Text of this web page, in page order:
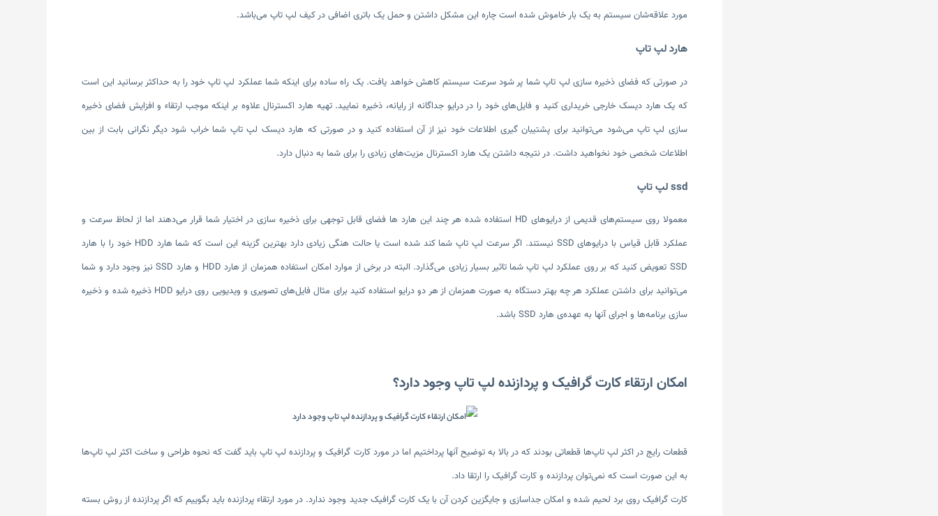
مورد علاقه‌شان سیستم به یک بار خاموش شده است چاره این مشکل داشتن و حمل یک باتری اضافی در کیف لپ تاپ می‌باشد.
هارد لپ تاپ
در صورتی که فضای ذخیره سازی لپ تاپ شما پر شود سرعت سیستم کاهش خواهد یافت. یک راه ساده برای اینکه شما عملکرد لپ تاپ خود را به حداکثر برسانید این است
که یک هارد دیسک خارجی خریداری کنید و فایل‌های خود را در درایو جداگانه از رایانه، ذخیره نمایید. تهیه هارد اکسترنال علاوه بر اینکه موجب ارتقاء و افزایش فضای ذخیره
سازی لپ تاپ می‌شود می‌توانید برای پشتیبان گیری اطلاعات خود نیز از آن استفاده کنید و در صورتی که هارد دیسک لپ تاپ شما خراب شود دیگر نگرانی بابت از بین
اطلاعات شخصی خود نخواهید داشت. در نتیجه داشتن یک هارد اکسترنال مزیت‌های زیادی را برای شما به دنبال دارد.
ssd لپ تاپ
معمولا روی سیستم‌های قدیمی از درایوهای HD استفاده شده هر چند این هارد ها فضای قابل توجهی برای ذخیره سازی در اختیار شما قرار می‌دهند اما از لحاظ سرعت و
عملکرد قابل قیاس با درایوهای SSD نیستند. اگر سرعت لپ تاپ شما کند شده است یا حالت هنگی زیادی دارد بهترین گزینه این است که شما هارد HDD خود را با هارد
SSD تعویض کنید که بر روی عملکرد لپ تاپ شما تاثیر بسیار زیادی می‌گذارد. البته در برخی از موارد امکان استفاده همزمان از هارد HDD و هارد SSD نیز وجود دارد و شما
می‌توانید برای داشتن عملکرد هر چه بهتر دستگاه به صورت همزمان از هر دو درایو استفاده کنید برای مثال فایل‌های تصویری و ویدیویی روی درایو HDD ذخیره شده و ذخیره
سازی برنامه‌ها و اجرای آنها به عهده‌ی هارد SSD باشد.
امکان ارتقاء کارت گرافیک و پردازنده لپ تاپ وجود دارد؟
قطعات رایج در اکثر لپ تاپ‌ها قطعاتی بودند که در بالا به توضیح آنها پرداختیم اما در مورد کارت گرافیک و پردازنده لپ تاپ باید گفت که نحوه طراحی و ساخت اکثر لپ تاپ‌ها
به این صورت است که نمی‌توان پردازنده و کارت گرافیک را ارتقا داد.
کارت گرافیک روی برد لحیم شده و امکان جداسازی و جایگزین کردن آن با یک کارت گرافیک جدید وجود ندارد. در مورد ارتقاء پردازنده باید بگوییم که اگر پردازنده از روش بسته